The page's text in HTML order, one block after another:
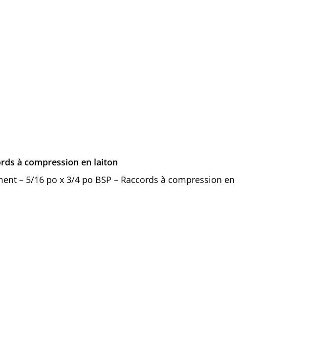
à compression en laiton
– 5/16 po x 3/4 po BSP – Raccords à compression en